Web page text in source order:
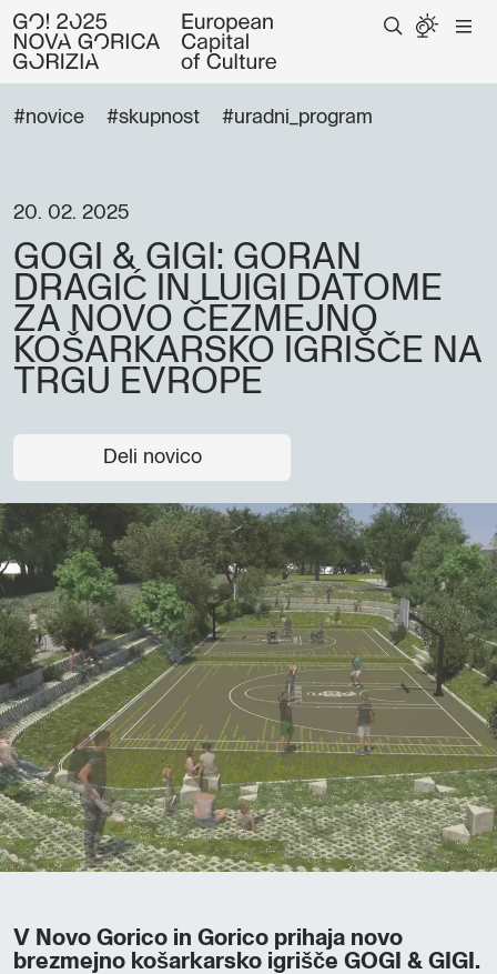
#novice #skupnost #uradni_program
20. 02. 2025
GOGI & GIGI: GORAN
DRAGIĆ IN LUIGI DATOME
ZA NOVO ČEZMEJNO
KOŠARKARSKO IGRIŠČE NA
TRGU EVROPE
Deli novico
V Novo Gorico in Gorico prihaja novo
brezmejno košarkarsko igrišče GOGI & GIGI.